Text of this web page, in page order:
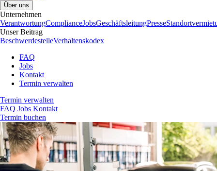
Über uns
Unternehmen
VerantwortungComplianceJobsGeschäftsleitungPresse
Unser Beitrag
BeschwerdestelleVerhaltenskodex
FAQ
Jobs
Kontakt
Termin verwalten
Termin verwalten
FAQ Jobs Kontakt
Termin buchen